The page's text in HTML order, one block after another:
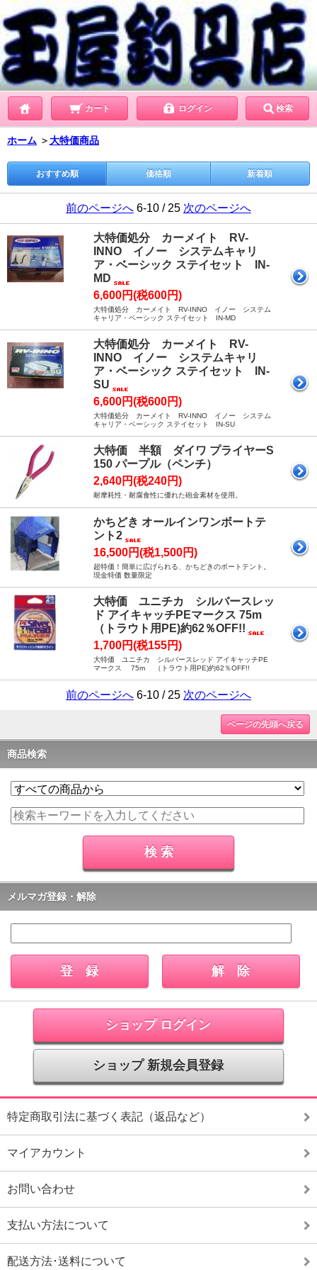
カート ログイン 検索
ホーム ＞大特価商品
おすすめ順 価格順 新着順
前のページへ 6-10 / 25 次のページへ
大特価処分 カーメイト RV-
INNO イノー システムキャリ
ア・ベーシック ステイセット IN-
MD
6,600円(税600円)
大特価処分 カーメイト RV-INNO イノー システム
キャリア・ベーシック ステイセット IN-MD
大特価処分 カーメイト RV-
INNO イノー システムキャリ
ア・ベーシック ステイセット IN-
SU
6,600円(税600円)
大特価処分 カーメイト RV-INNO イノー システム
キャリア・ベーシック ステイセット IN-SU
大特価 半額 ダイワ プライヤーS
150 パープル（ペンチ）
2,640円(税240円)
耐摩耗性・耐腐食性に優れた砲金素材を使用。
かちどき オールインワンボートテ
ント2
16,500円(税1,500円)
超特価！簡単に広げられる、かちどきのボートテント。
現金特価 数量限定
大特価 ユニチカ シルバースレッ
ド アイキャッチPEマークス 75m
（トラウト用PE)約62％OFF!!
1,700円(税155円)
大特価 ユニチカ シルバースレッド アイキャッチPE
マークス 75m （トラウト用PE)約62％OFF!!
前のページへ 6-10 / 25 次のページへ
ページの先頭へ戻る
商品検索
メルマガ登録・解除
ショップ ログイン
ショップ 新規会員登録
特定商取引法に基づく表記（返品など）
マイアカウント
お問い合わせ
支払い方法について
配送方法･送料について